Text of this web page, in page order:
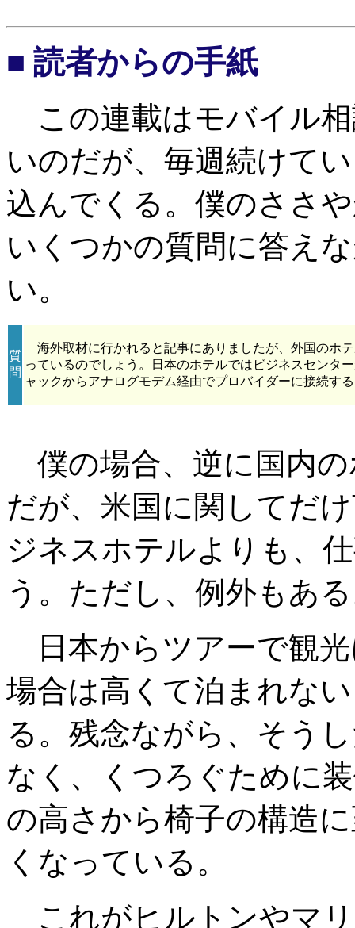
■ 読者からの手紙
この連載はモバイル
いのだが、毎週続けて
込んでくる。僕のささ
いくつかの質問に答え
い。
質
問
海外取材に行かれると記事にありましたが、外国のホ
っているのでしょう。日本のホテルではビジネスセンタ
ャックからアナログモデム経由でプロバイダーに接続す
僕の場合、逆に国内
だが、米国に関してだ
ジネスホテルよりも、
う。ただし、例外もあ
日本からツアーで観
場合は高くて泊まれな
る。残念ながら、そう
なく、くつろぐために
の高さから椅子の構造
くなっている。
これがヒルトンやマ